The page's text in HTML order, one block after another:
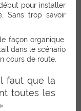
pour installer
Sans trop savoir
façon organique.
dans le scénario
cours de route.
faut que la
toutes les